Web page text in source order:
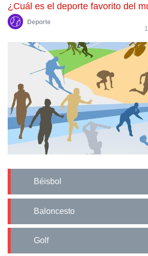
¿Cuál es el deporte favorito del
Deporte
Béisbol
Baloncesto
Golf